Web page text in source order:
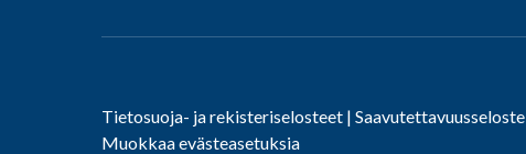
Tietosuoja- ja rekisteriselosteet | Saavutettavuusseloste
Muokkaa evästeasetuksia